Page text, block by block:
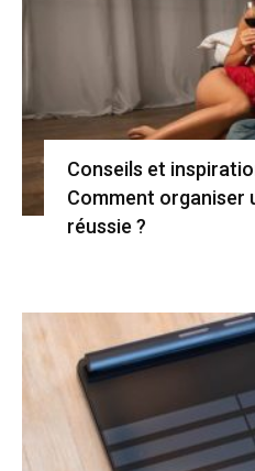
Conseils et
Comment organiser
réussie ?